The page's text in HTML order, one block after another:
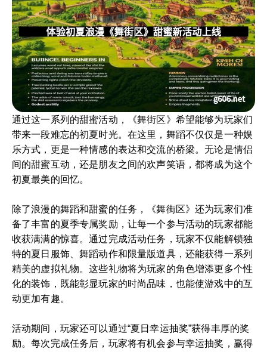
通过这一系列的甜蜜活动，《舞街区》希望能够为玩家们
带来一段难忘的初夏时光。在这里，舞蹈不仅仅是一种娱
乐方式，更是一种情感的表达和交流的桥梁。无论是情侣
间的甜蜜互动，还是朋友之间的欢声笑语，都将成为这个
初夏最美的回忆。
除了浪漫的舞蹈和甜蜜的任务，《舞街区》还为玩家们准
备了丰富的夏季专属奖励，让每一个参与活动的玩家都能
收获满满的惊喜。通过完成活动任务，玩家不仅能解锁独
特的夏日服饰、舞蹈动作和限量版道具，还能获得一系列
精美的虚拟礼物。这些礼物将为玩家的角色增添更多个性
化的装饰，既能彰显玩家的时尚品味，也能使游戏中的互
动更加有趣。
活动期间，玩家还可以通过“夏日幸运抽奖”获得丰厚的奖
励。每次完成任务后，玩家将有机会参与幸运抽奖，赢得